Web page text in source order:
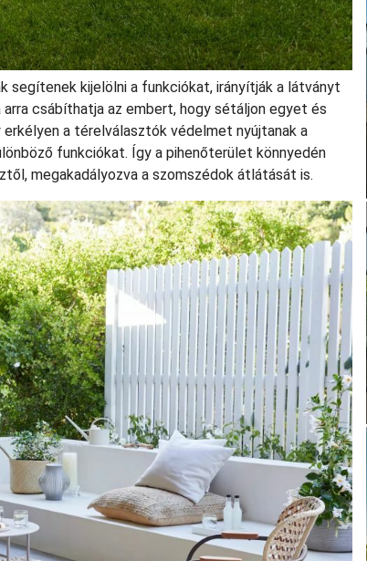
segítenek kijelölni a funkciókat, irányítják a látványt
csábíthatja az embert, hogy sétáljon egyet és
a térelválasztók védelmet nyújtanak a
funkciókat. Így a pihenőterület könnyedén
megakadályozva a szomszédok átlátását is.